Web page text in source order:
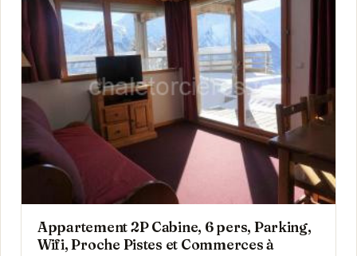
Appartement 2P Cabine, 6 pers, Parking,
Wifi, Proche Pistes et Commerces à